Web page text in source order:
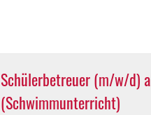
Schülerbetreuer (m/w/d)
(Schwimmunterricht)